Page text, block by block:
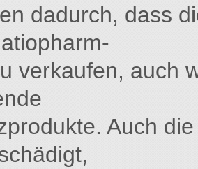
dadurch, dass
verkaufen, auch
Auch